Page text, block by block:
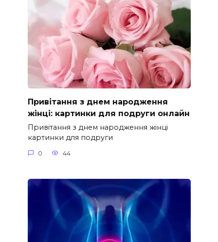
Привітання з днем народження
жінці: картинки для подруги онлайн
Привітання з днем народження жінці
картинки для подруги
0 44